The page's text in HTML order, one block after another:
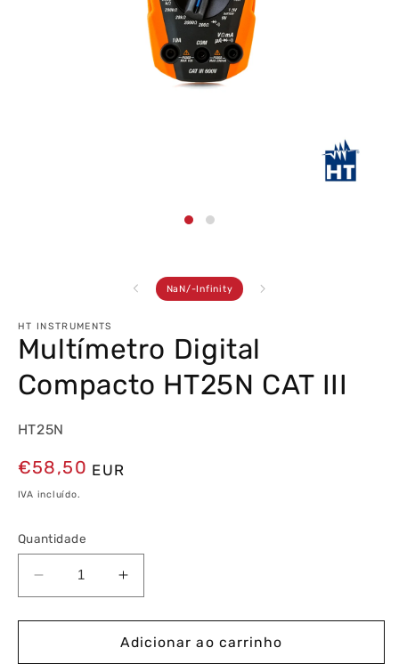
NaN/ de
-Infinity
HT INSTRUMENTS
Multímetro Digital
Compacto HT25N CAT III
HT25N
Preço
normal
€58,50 EUR
IVA incluído.
Quantidade
Diminuir
a
quantidade
Multímetro
Aumentar
a
quantidade
de
Multímetro
Adicionar ao carrinho